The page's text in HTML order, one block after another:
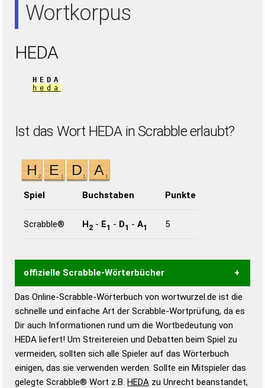
Wortkorpus
HEDA
HEDA
heda
Ist das Wort HEDA in Scrabble erlaubt?
Spiel Buchstaben Punkte
Scrabble® H2 - E1 - D1 - A1 5
offizielle Scrabble-Wörterbücher
Wortwurzel liefert mit Hilfe eines semantischen
Wortanalyse-Algorithmus gute Anhaltspunkte zu
Wortbedeutung, Worttrennung und Wortform, um die
Gültigkeit eines Wortes für das Scrabble-Spiel zu
bestimmen!
zugelassene Turnier Scrabble-
Wörterbücher sind:
Das Online-Scrabble-Wörterbuch von wortwurzel.de ist die
schnelle und einfache Art der Scrabble-Wortprüfung, da es
Dir auch Informationen rund um die Wortbedeutung von
HEDA liefert! Um Streitereien und Debatten beim Spiel zu
vermeiden, sollten sich alle Spieler auf das Wörterbuch
einigen, das sie verwenden werden. Sollte ein Mitspieler das
gelegte Scrabble® Wort z.B. HEDA zu Unrecht beanstandet,